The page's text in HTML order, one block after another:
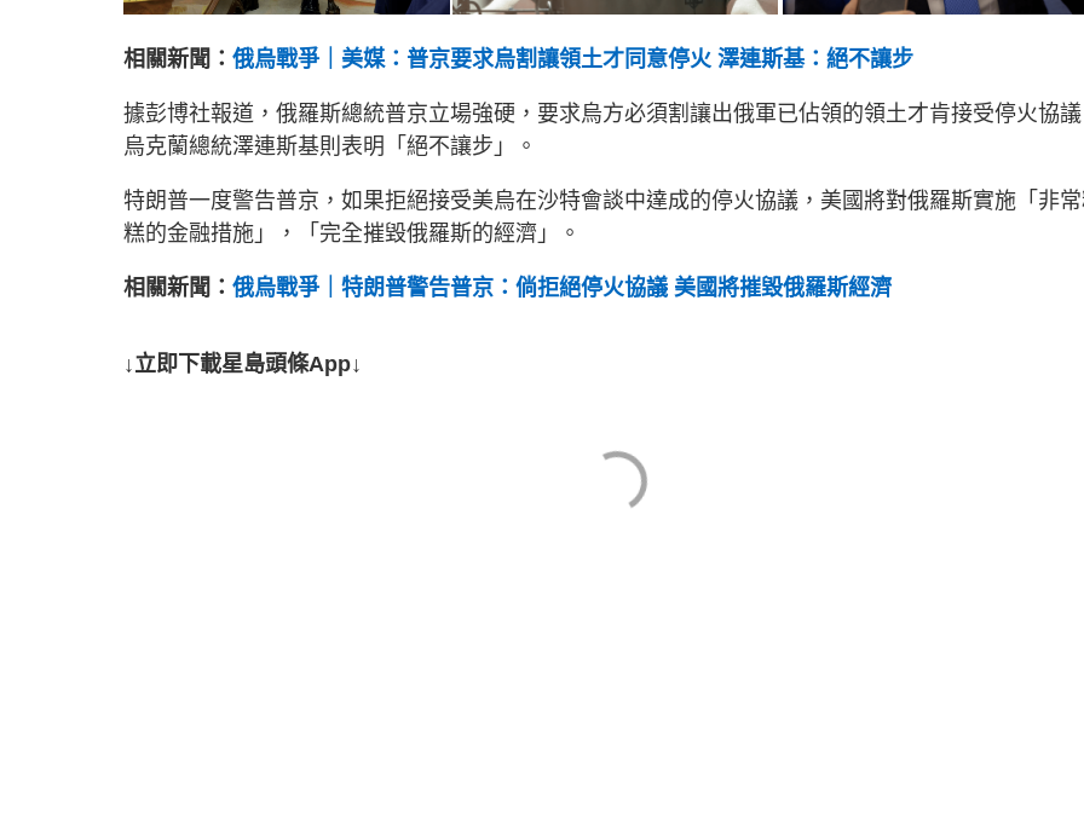
相關新聞： 俄烏戰爭｜美媒：普京要求烏割讓領土才同意停火 澤連斯基：絕不讓步
據彭博社報道，俄羅斯總統普京立場強硬，要求烏方必須割讓出俄軍已佔領的領土才肯接受停火協
烏克蘭總統澤連斯基則表明「絕不讓步」。
特朗普一度警告普京，如果拒絕接受美烏在沙特會談中達成的停火協議，美國將對俄羅斯實施「非
糕的金融措施」，「完全摧毀俄羅斯的經濟」。
相關新聞： 俄烏戰爭｜特朗普警告普京：倘拒絕停火協議 美國將摧毀俄羅斯經濟
↓立即下載星島頭條App↓